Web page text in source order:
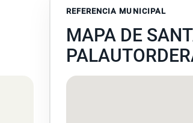
REFERENCIA MUNICIPAL
MAPA DE